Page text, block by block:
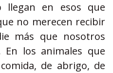
en esos que
no merecen recibir
más que nosotros
los animales que
de abrigo, de